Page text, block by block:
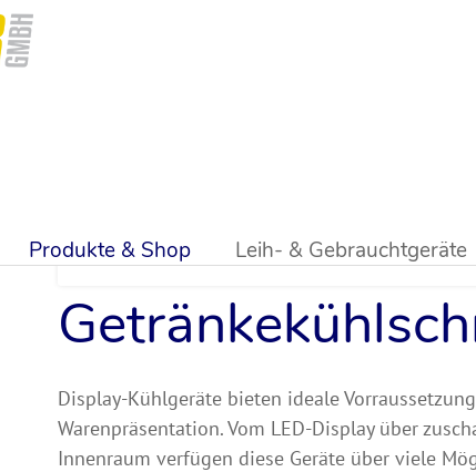
Produkte & Shop Leih- & Gebrauchtgeräte
Display-Kühlgeräte bieten ideale
Warenpräsentation. Vom LED-Display über
Innenraum verfügen diese Geräte über viele